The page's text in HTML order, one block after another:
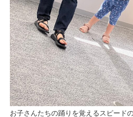
お子さんたちの踊りを覚えるスピード